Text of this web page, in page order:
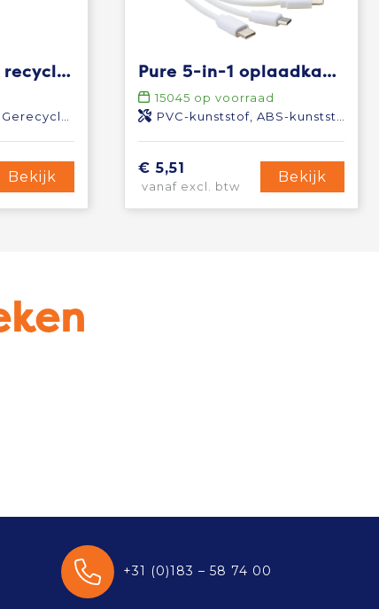
RCS standaard recycled plastic and TPE 4-in-1 kabel
TPE
Bekijk
Pure 5-in-1 oplaadkabel met antibacterieel additief
15045 op voorraad
PVC-kunststof, ABS-kunststof
€ 5,51
vanaf excl. btw
Bekijk
+31 (0)183 – 58 74 00